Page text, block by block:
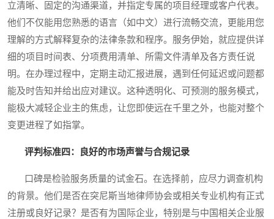
立清晰、固定的沟通渠道，并指定专属的项目经理或客户代表。
他们不仅能用您熟悉的语言（如中文）进行流畅交流，更能用您
理解的方式解释复杂的法律条款和程序。服务伊始，就应提供详
细的项目时间表、分项费用清单、所需文件清单及各方责任说
明。在办理过程中，定期主动汇报进展，遇到任何延迟或问题都
能及时告知并给出应对建议。这种透明化、可预测的服务模式，
能极大减轻企业主的焦虑，让您即使远在千里之外，也能对整个
变更进程了如指掌。
评判标准四：良好的市场声誉与合规记录
口碑是检验服务质量的试金石。在选择前，应尽力调查机构
的背景。他们是否在突尼斯当地律师协会或相关专业机构有正式
注册或良好记录？是否有为国际企业，特别是与中国相关企业服